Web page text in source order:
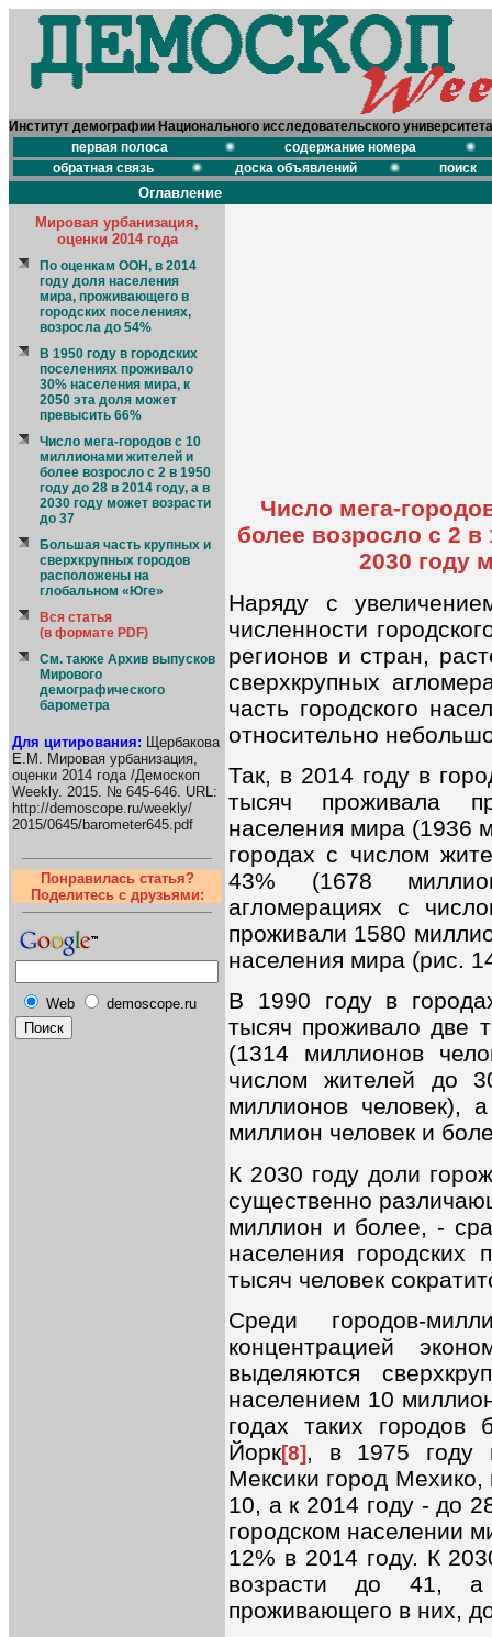
Институт демографии Национального исследовательского
первая полоса
содержание номера
обратная связь
доска объявлений поиск
Оглавление
Мировая урбанизация,
оценки 2014 года
По оценкам ООН, в 2014
году доля населения
мира, проживающего в
городских поселениях,
возросла до 54%
В 1950 году в городских
поселениях проживало
30% населения мира, к
2050 эта доля может
превысить 66%
Число мега-городов с 10
миллионами жителей и
более возросло с 2 в 1950
году до 28 в 2014 году, а в
2030 году может возрасти
до 37
Большая часть крупных и
сверхкрупных городов
расположены на
глобальном «Юге»
Вся статья
(в формате PDF)
См. также Архив выпусков
Мирового
демографического
барометра
Для цитирования: Щербакова
Е.М. Мировая урбанизация,
оценки 2014 года /Демоскоп
Weekly. 2015. № 645-646. URL:
http://demoscope.ru/weekly/
2015/0645/barometer645.pdf
Понравилась статья?
Поделитесь с друзьями:
Web demoscope.ru
Число мега-
более возросло с 2 в
2030 году
Наряду с
численности
регионов и стран,
сверхкрупных
часть городского
относительно
Так, в 2014 году в
тысяч проживала
населения мира (1936
городах с числом
43% (1678
агломерациях с
проживали 1580
населения мира (рис.
В 1990 году в
тысяч проживало две
(1314 миллионов
числом жителей до
миллионов человек),
миллион человек и
К 2030 году доли
существенно
миллион и более, -
населения
тысяч человек
Среди городов-
концентрацией
выделяются
населением 10
годах таких
Йорк[8] , в 1975 году
Мексики город Мехико,
10, а к 2014 году - до
городском населении
12% в 2014 году. К
возрасти до 41, а
проживающего в них,